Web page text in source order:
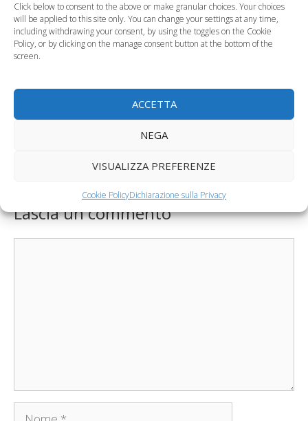
Click below to consent to the above or make granular choices. Your choices
will be applied to this site only. You can change your settings at any time,
including withdrawing your consent, by using the toggles on the Cookie
Policy, or by clicking on the manage consent button at the bottom of the
screen.
ACCETTA
NEGA
VISUALIZZA PREFERENZE
Cookie PolicyDichiarazione sulla Privacy
Pingback:
Hiv: in aumento i baby contagiati a Milano -
Lascia un commento